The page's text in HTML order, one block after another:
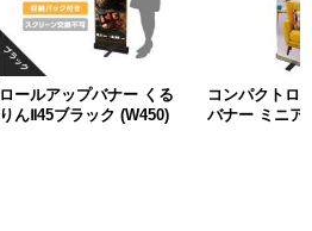
ロールアップバナー くる
りんⅡ45ブラック (W450)
コンパクトロ
バナー ミニア